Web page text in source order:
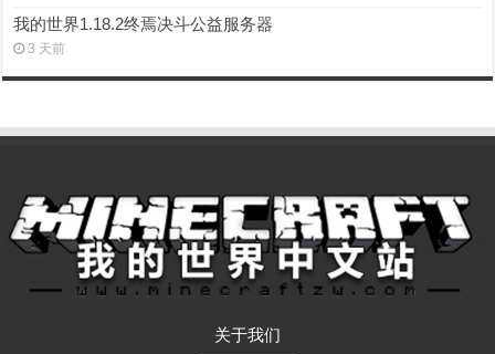
我的世界1.18.2终焉决斗公益服务器
3 天前
关于我们